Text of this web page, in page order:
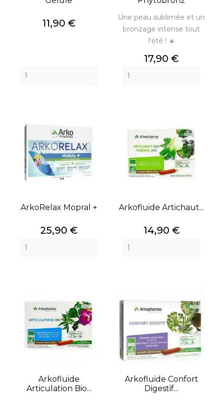
Prix
11,90 €
Une peau sublimée et un
bronzage intense tout
l'été ! ☀️
Prix
17,90 €
ArkoRelax Mopral +
Prix
25,90 €
Arkofluide Artichaut...
Prix
14,90 €
Arkofluide
Articulation Bio...
Arkofluide Confort
Digestif...